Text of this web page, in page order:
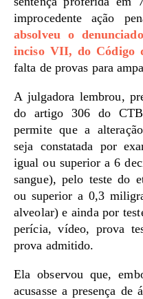
improcedente ação
absolveu o
inciso VII, do Código
falta de provas para
A julgadora lembrou,
do artigo 306 do
permite que a
seja constatada por
igual ou superior a 6
sangue), pelo teste do
ou superior a 0,3
alveolar) e ainda por
perícia, vídeo, prova
prova admitido.
Ela observou que,
acusasse a presença de